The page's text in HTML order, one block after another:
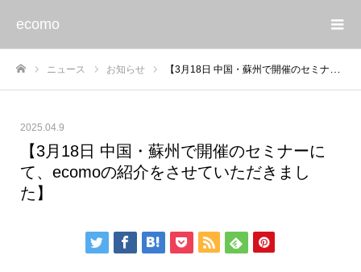
ecomo
ニュース お知らせ 【3月18日 中国・蘇州で開催のセミナーにて、ecomoの紹介をさせていただきました】
2025.04.9
【3月18日 中国・蘇州で開催のセミナーに
て、ecomoの紹介をさせていただきまし
た】